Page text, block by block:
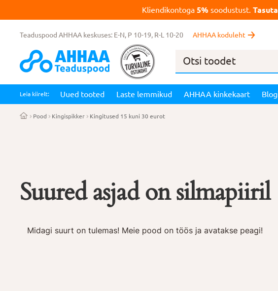
Kliendikontoga5% soodustust. Tasuta
Teaduspood AHHAA keskuses: E-N, P 10-19, R-L 10-20 AHHAA koduleht
Products
Leia kiirelt: Uued tooted Laste lemmikud AHHAA kinkekaart
Pood Kingispikker Kingitused 15 kuni 30 eurot
Suured asjad on silmapiiril
Midagi suurt on tulemas! Meie pood on töös ja avatakse peagi!